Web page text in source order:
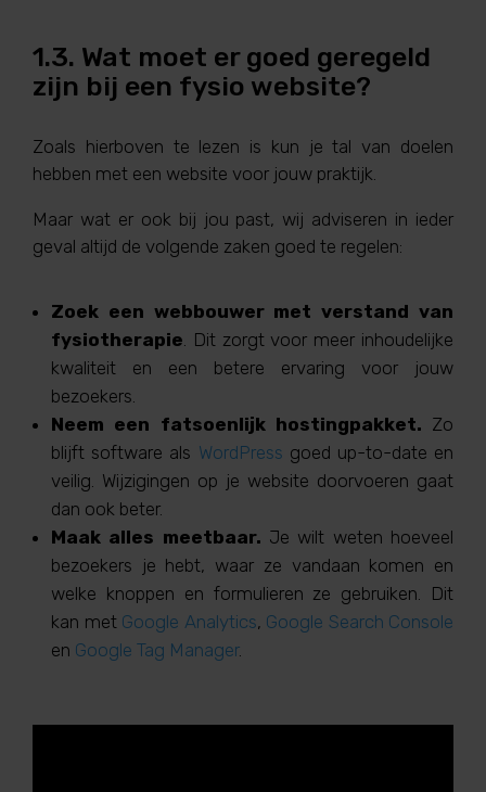
1.3. Wat moet er goed geregeld
zijn bij een fysio website?
Zoals hierboven te lezen is kun je tal van doelen
hebben met een website voor jouw praktijk.
Maar wat er ook bij jou past, wij adviseren in ieder
geval altijd de volgende zaken goed te regelen:
Zoek een webbouwer met verstand van
fysiotherapie. Dit zorgt voor meer inhoudelijke
kwaliteit en een betere ervaring voor jouw
bezoekers.
Neem een fatsoenlijk hostingpakket. Zo
blijft software als WordPress goed up-to-date en
veilig. Wijzigingen op je website doorvoeren gaat
dan ook beter.
Maak alles meetbaar. Je wilt weten hoeveel
bezoekers je hebt, waar ze vandaan komen en
welke knoppen en formulieren ze gebruiken. Dit
kan met Google Analytics, Google Search Console
en Google Tag Manager.